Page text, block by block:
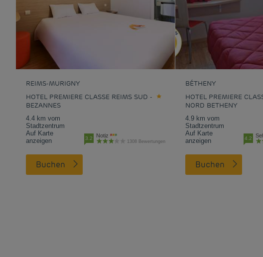
REIMS-MURIGNY
HOTEL PREMIERE CLASSE REIMS SUD -
BEZANNES
4.4 km vom
Stadtzentrum
Auf Karte
anzeigen
3.2 Notiz
1308 Bewertungen
Buchen
BÉTHENY
HOTEL PREMIERE
NORD BETHENY
4.9 km vom
Stadtzentrum
Auf Karte
anzeigen
4.2
Buchen